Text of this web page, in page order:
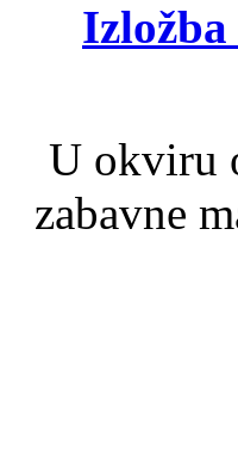
U okviru
zabavne